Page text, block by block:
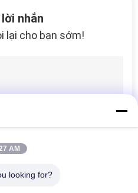
nhắn
lại cho bạn sớm!
AM
looking for?